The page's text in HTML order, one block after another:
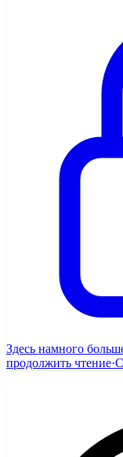
Здесь намного
продолжить чтение·